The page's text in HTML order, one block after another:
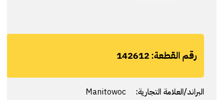
رقم القطعة:142612
البراند/العلامة التجارية: Manitowoc